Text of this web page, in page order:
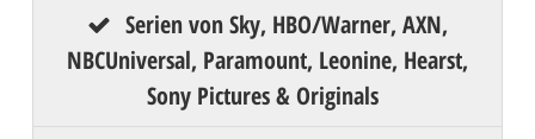
Serien von Sky, HBO/Warner, AXN,
NBCUniversal, Paramount, Leonine, Hearst,
Sony Pictures & Originals